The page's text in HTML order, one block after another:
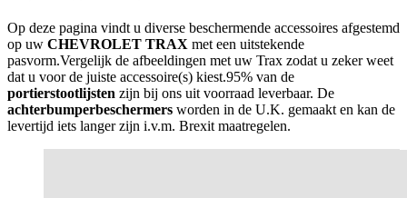
Op deze pagina vindt u diverse beschermende accessoires afgestemd
op uw CHEVROLET TRAX met een uitstekende
pasvorm.Vergelijk de afbeeldingen met uw Trax zodat u zeker weet
dat u voor de juiste accessoire(s) kiest.95% van de
portierstootlijsten zijn bij ons uit voorraad leverbaar. De
achterbumperbeschermers worden in de U.K. gemaakt en kan de
levertijd iets langer zijn i.v.m. Brexit maatregelen.